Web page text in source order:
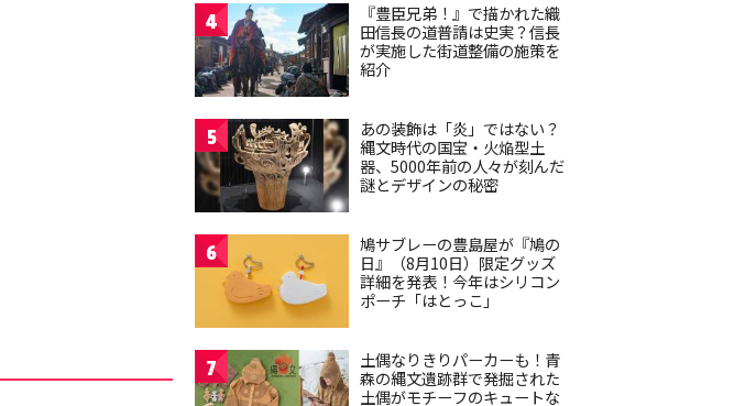
4
『豊臣兄弟！』で描かれた織
田信長の道普請は史実？信長
が実施した街道整備の施策を
紹介
5
あの装飾は「炎」ではない？
縄文時代の国宝・火焔型土
器、5000年前の人々が刻んだ
謎とデザインの秘密
6
鳩サブレーの豊島屋が『鳩の
日』（8月10日）限定グッズ
詳細を発表！今年はシリコン
ポーチ「はとっこ」
7
土偶なりきりパーカーも！青
森の縄文遺跡群で発掘された
土偶がモチーフのキュートな